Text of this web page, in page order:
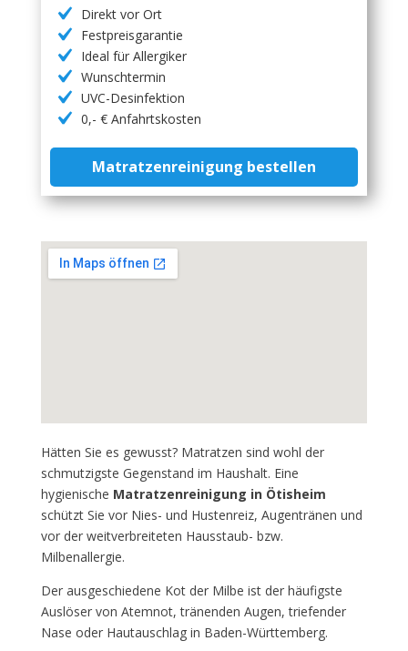
Direkt vor Ort
Festpreisgarantie
Ideal für Allergiker
Wunschtermin
UVC-Desinfektion
0,- € Anfahrtskosten
Matratzenreinigung bestellen
Hätten Sie es gewusst? Matratzen sind wohl der
schmutzigste Gegenstand im Haushalt. Eine
hygienische Matratzenreinigung in Ötisheim
schützt Sie vor Nies- und Hustenreiz, Augentränen und
vor der weitverbreiteten Hausstaub- bzw.
Milbenallergie.
Der ausgeschiedene Kot der Milbe ist der häufigste
Auslöser von Atemnot, tränenden Augen, triefender
Nase oder Hautauschlag in Baden-Württemberg.